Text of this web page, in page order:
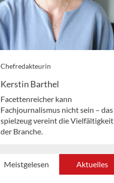
Chefredakteurin
Kerstin Barthel
Facettenreicher kann
Fachjournalismus nicht sein – das
spielzeug vereint die Vielfältigkeit
der Branche.
Meistgelesen Aktuelles